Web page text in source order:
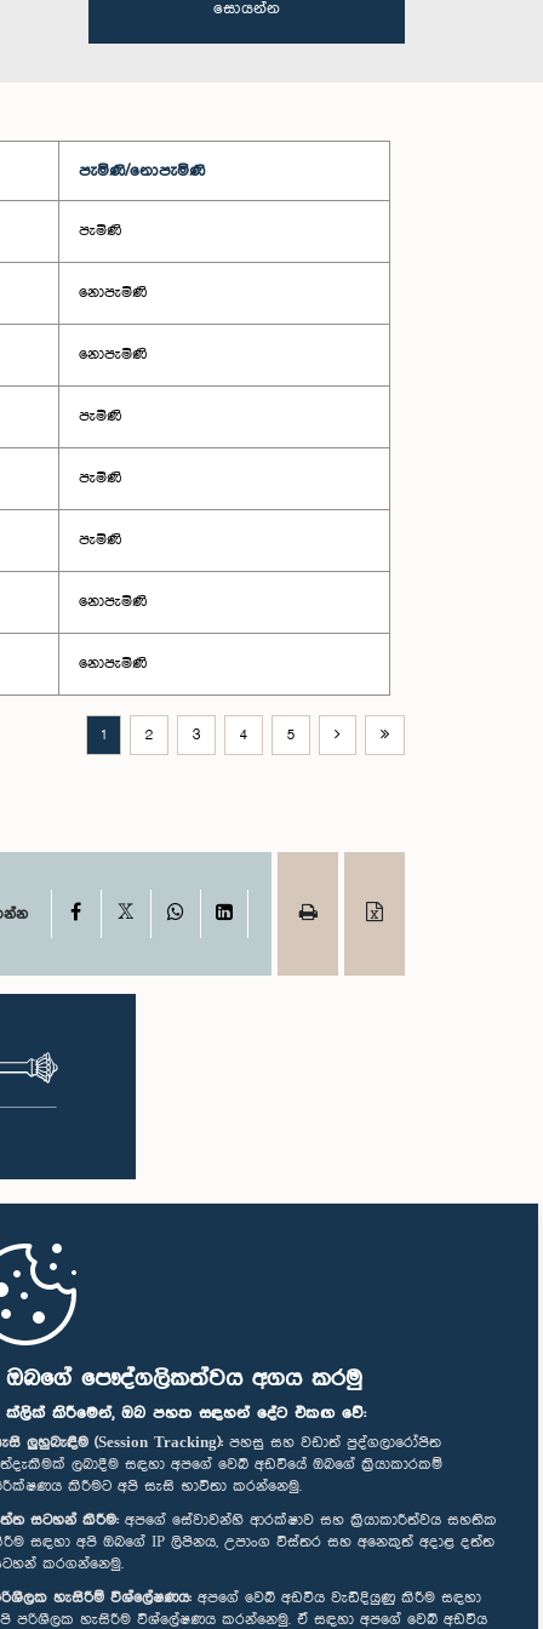
ඔබගේ පෞද්ගලිකත්වය අගය කරමු
ක්ලික් කිරීමෙන්, ඔබ පහත සඳහන් දේට එකඟ වේ:
ලුහුබැඳීම (Session Tracking): පහසු සහ වඩාත් පුද්ගලාරෝපිත
ලබාදීම සඳහා අපගේ වෙබ් අඩවියේ ඔබගේ ක්‍රියාකාරකම්
කිරීමට අපි සැසි භාවිතා කරන්නෙමු.
සටහන් කිරීම: අපගේ සේවාවන්හි ආරක්ෂාව සහ ක්‍රියාකාරීත්වය සහතික
සඳහා අපි ඔබගේ IP ලිපිනය, උපාංග විස්තර සහ අනෙකුත් අදාළ දත්ත
කරගන්නෙමු.
හැසිරීම් විශ්ලේෂණය: අපගේ වෙබ් අඩවිය වැඩිදියුණු කිරීම සඳහා
පරිශීලක හැසිරීම විශ්ලේෂණය කරන්නෙමු. ඒ සඳහා අපගේ වෙබ් අඩවිය
සොයන්න
පැමිණි/නොපැමිණි
පැමිණි
නොපැමිණි
නොපැමිණි
පැමිණි
පැමිණි
පැමිණි
නොපැමිණි
නොපැමිණි
1 2 3 4 5
Facebook WhatsAppLinkedIn